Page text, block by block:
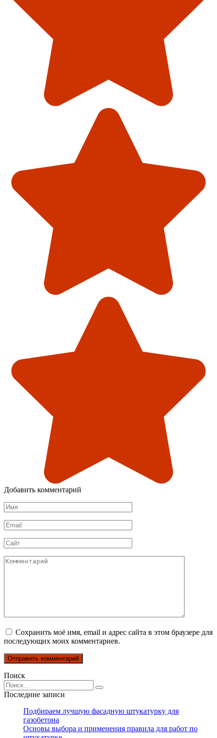
Добавить комментарий
Имя
*
Email
*
Сайт
Комментарий
Сохранить моё имя, email и адрес сайта в этом браузере для
последующих моих комментариев.
Поиск
Search
for:
Последние записи
Подбираем лучшую фасадную штукатурку для
газобетона
Основы выбора и применения правила для работ по